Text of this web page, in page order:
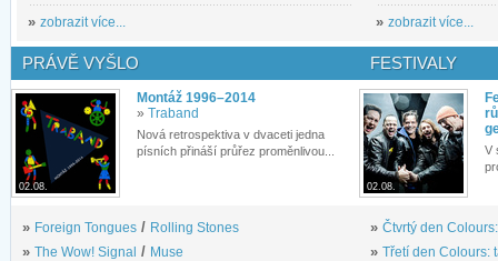
» zobrazit více... » zobrazit více...
PRÁVĚ VYŠLO
02.08.
Montáž 1996–2014
» Traband
Nová retrospektiva v dvaceti jedna
písních přináší průřez proměnlivou...
» Foreign Tongues / Rolling Stones
» The Wow! Signal / Muse
FESTIVALY
02.08.
V
» Čtvrtý den
» Třetí den Colours: